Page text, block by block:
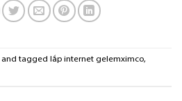
and tagged lắp internet gelemximco,